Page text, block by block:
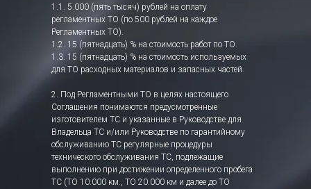
1.1. 5.000 (пять тысяч) рублей на оплату
регламентных ТО (по 500 рублей на каждое
Регламентных ТО).
1.2. 15 (пятнадцать) % на стоимость работ по ТО.
1.3. 15 (пятнадцать) % на стоимость используемых
для ТО расходных материалов и запасных частей.
2. Под Регламентными ТО в целях настоящего
Соглашения понимаются предусмотренные
изготовителем ТС и указанные в Руководстве для
Владельца ТС и/или Руководстве по гарантийному
обслуживанию ТС регулярные процедуры
технического обслуживания ТС, подлежащие
выполнению при достижении определенного пробега
ТС (ТО 10.000 км., ТО 20.000 км и далее до ТО